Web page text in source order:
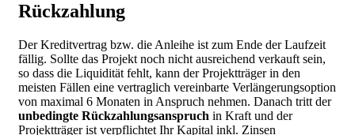
Rückzahlung
Der Kreditvertrag bzw. die Anleihe ist zum Ende der Laufzeit
fällig. Sollte das Projekt noch nicht ausreichend verkauft sein,
so dass die Liquidität fehlt, kann der Projektträger in den
meisten Fällen eine vertraglich vereinbarte Verlängerungsoption
von maximal 6 Monaten in Anspruch nehmen. Danach tritt der
unbedingte Rückzahlungsanspruch in Kraft und der
Projektträger ist verpflichtet Ihr Kapital inkl. Zinsen